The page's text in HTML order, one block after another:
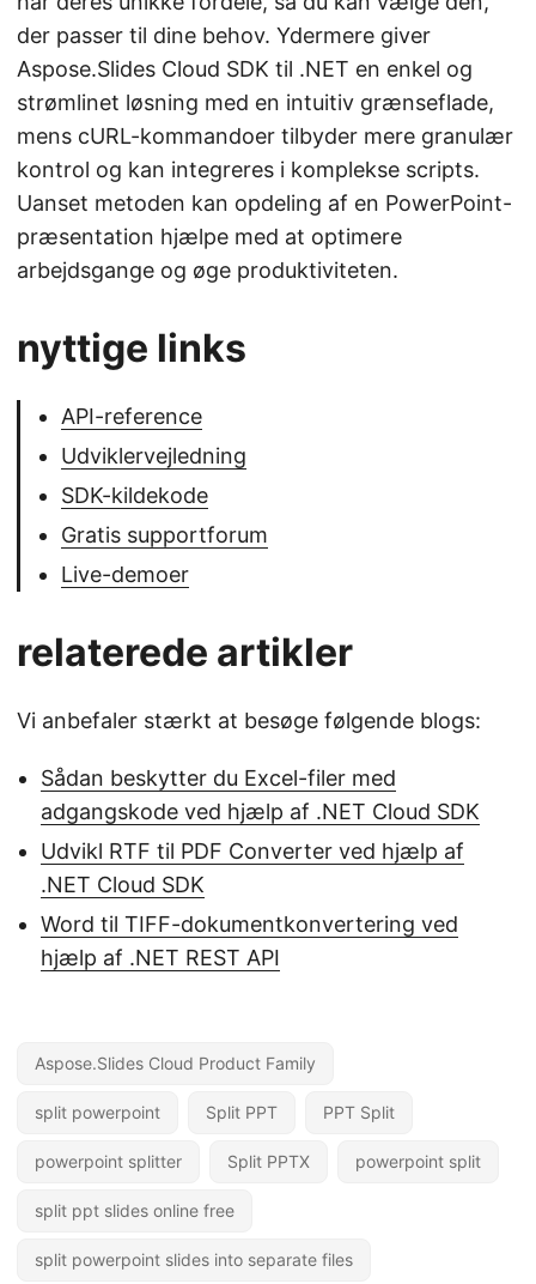
der passer til dine behov. Ydermere giver
Aspose.Slides Cloud SDK til .NET en enkel og
strømlinet løsning med en intuitiv grænseflade,
mens cURL-kommandoer tilbyder mere granulær
kontrol og kan integreres i komplekse scripts.
Uanset metoden kan opdeling af en PowerPoint-
præsentation hjælpe med at optimere
arbejdsgange og øge produktiviteten.
nyttige links
API-reference
Udviklervejledning
SDK-kildekode
Gratis supportforum
Live-demoer
relaterede artikler
Vi anbefaler stærkt at besøge følgende blogs:
Sådan beskytter du Excel-filer med
adgangskode ved hjælp af .NET Cloud SDK
Udvikl RTF til PDF Converter ved hjælp af
.NET Cloud SDK
Word til TIFF-dokumentkonvertering ved
hjælp af .NET REST API
Aspose.Slides Cloud Product Family
split powerpoint Split PPT PPT Split
powerpoint splitter Split PPTX powerpoint split
split ppt slides online free
split powerpoint slides into separate files